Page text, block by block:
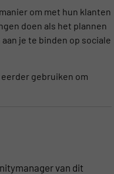
om met hun klanten
doen als het plannen
je te binden op sociale
gebruiken om
van dit